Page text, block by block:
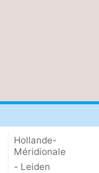
Hollande-
Méridionale
- Leiden